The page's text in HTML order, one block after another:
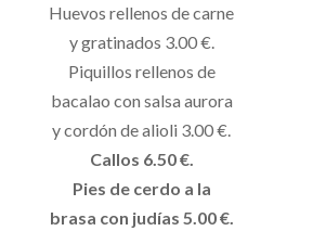
Huevos rellenos de carne
y gratinados 3.00 €.
Piquillos rellenos de
bacalao con salsa aurora
y cordón de alioli 3.00 €.
Callos 6.50 €.
Pies de cerdo a la
brasa con judías 5.00 €.